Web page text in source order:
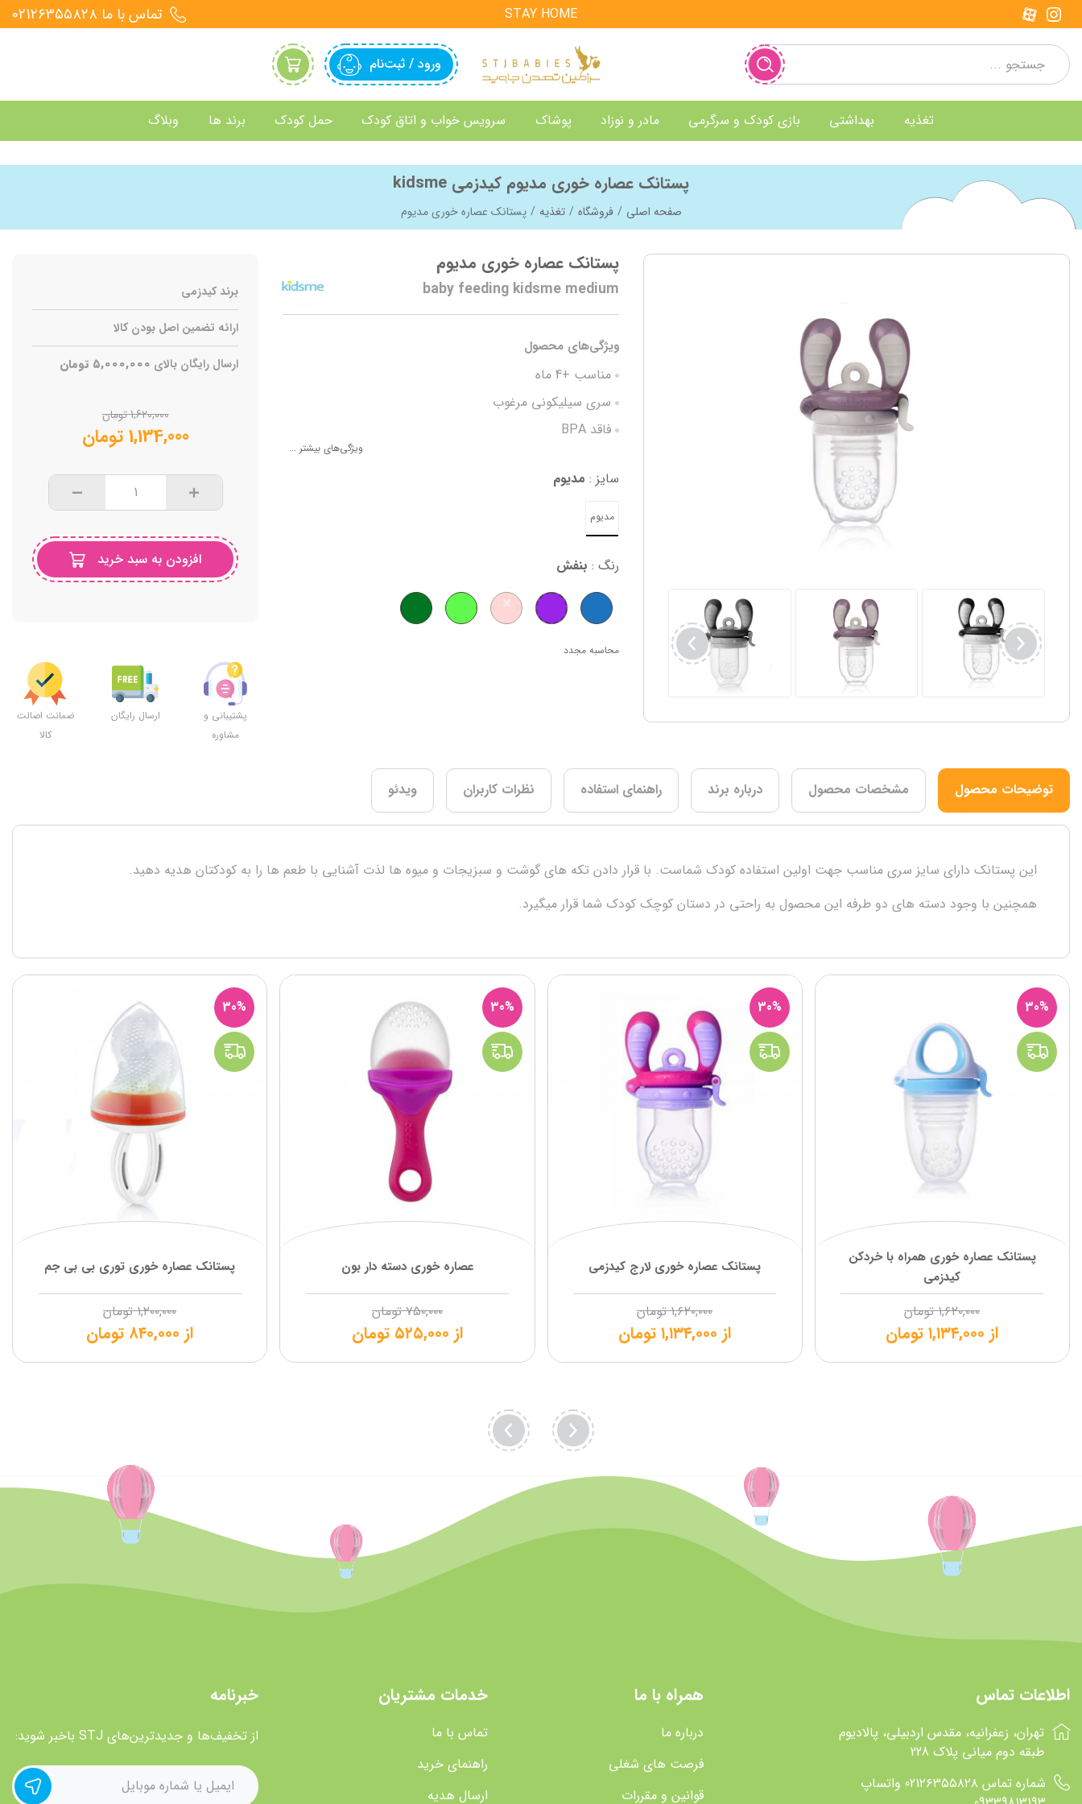
STAY HOME تماس با ما 021۲۶۳۵۵۸۲۸
ورود / ثبت‌نام
تغذیه بهداشتی بازی کودک و سرگرمی مادر و نوزاد پوشاک سرویس خواب و اتاق کودک حمل کودک برند ها وبلاگ
پستانک عصاره خوری مدیوم کیدزمی kidsme
صفحه اصلی فروشگاه تغذیه پستانک عصاره خوری مدیوم
پستانک عصاره خوری مدیوم
baby feeding kidsme medium
ویژگی‌های محصول
مناسب +4 ماه
سری سیلیکونی مرغوب
فاقد BPA
ویژگی‌های بیشتر ...
سایز : مدیوم
مدیوم
رنگ : بنفش
محاسبه مجدد
برند کیدزمی
ارائه تضمین اصل بودن کالا
ارسال رایگان بالای ۵,۰۰۰,۰۰۰ تومان
1,620,000تومان
1,134,000 تومان
افزودن به سبد خرید
پشتیبانی و
مشاوره
ارسال رایگان
ضمانت اصالت
کالا
توضیحات محصول مشخصات محصول درباره برند راهنمای استفاده نظرات کاربران ویدئو
این پستانک دارای سایز سری مناسب جهت اولین استفاده کودک شماست. با قرار دادن تکه های گوشت و سبزیجات و میوه ها لذت آشنایی با طعم ها را به کودکتان هدیه دهید.
همچنین با وجود دسته های دو طرفه این محصول به راحتی در دستان کوچک کودک شما قرار میگیرد.
30%
پستانک عصاره خوری همراه با خردکن
کیدزمی
۱,۶۲۰,۰۰۰ تومان
از ۱,۱۳۴,۰۰۰ تومان
30%
پستانک عصاره خوری لارج کیدزمی
۱,۶۲۰,۰۰۰ تومان
از ۱,۱۳۴,۰۰۰تومان
30%
عصاره خوری دسته دار بون
۷۵۰,۰۰۰ تومان
از ۵۲۵,۰۰۰ تومان
30%
پستانک عصاره خوری توری بی بی جم
۱,۲۰۰,۰۰۰ تومان
از ۸۴۰,۰۰۰ تومان
اطلاعات تماس
تهران، زعفرانیه، مقدس اردبیلی، پالادیوم
طبقه دوم میانی پلاک 228
شماره تماس 021۲۶۳۵۵۸۲۸ واتساپ
همراه با ما
درباره ما
فرصت های شغلی
قوانین و مقررات
خدمات مشتریان
تماس با ما
راهنمای خرید
ارسال هدیه
خبرنامه
از تخفیف‌ها و جدیدترین‌های STJ باخبر شوید: